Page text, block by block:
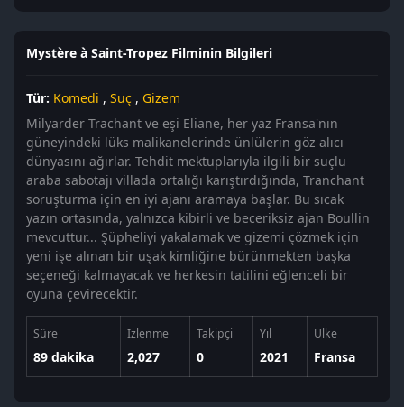
Mystère à Saint-Tropez Filminin Bilgileri
Tür: Komedi , Suç , Gizem
Milyarder Trachant ve eşi Eliane, her yaz Fransa'nın
güneyindeki lüks malikanelerinde ünlülerin göz alıcı
dünyasını ağırlar. Tehdit mektuplarıyla ilgili bir suçlu
araba sabotajı villada ortalığı karıştırdığında, Tranchant
soruşturma için en iyi ajanı aramaya başlar. Bu sıcak
yazın ortasında, yalnızca kibirli ve beceriksiz ajan Boullin
mevcuttur... Şüpheliyi yakalamak ve gizemi çözmek için
yeni işe alınan bir uşak kimliğine bürünmekten başka
seçeneği kalmayacak ve herkesin tatilini eğlenceli bir
oyuna çevirecektir.
Süre
89 dakika
İzlenme
2,027
Takipçi
0
Yıl
2021
Ülke
Fransa